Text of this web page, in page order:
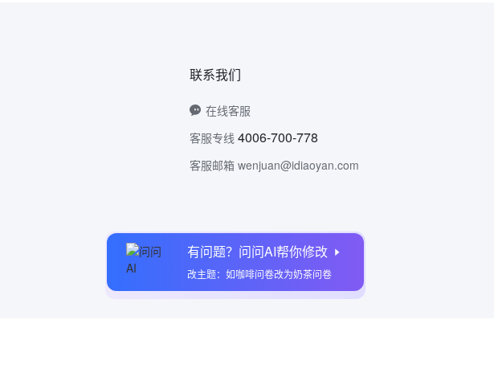
有问题？问问AI帮你修改
改主题：如咖啡问卷改为奶茶问卷
联系我们
在线客服
客服专线 4006-700-778
客服邮箱 wenjuan@idiaoyan.com
问卷网公众号